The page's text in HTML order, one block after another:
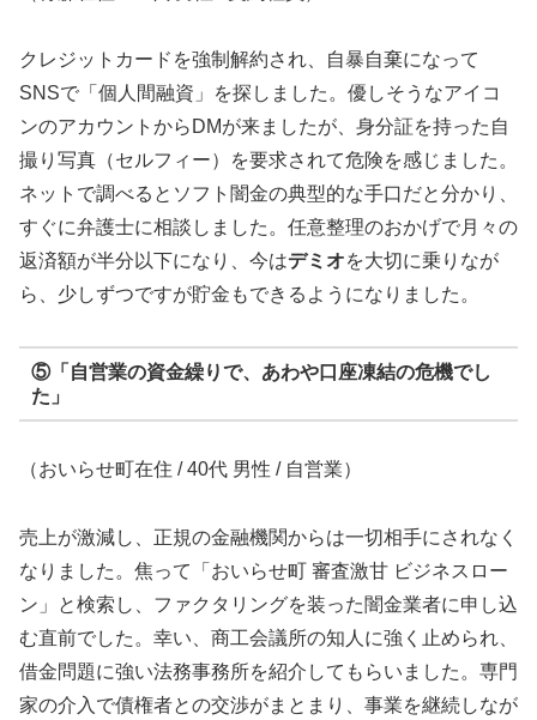
クレジットカードを強制解約され、自暴自棄になって
SNSで「個人間融資」を探しました。優しそうなアイコ
ンのアカウントからDMが来ましたが、身分証を持った自
撮り写真（セルフィー）を要求されて危険を感じました。
ネットで調べるとソフト闇金の典型的な手口だと分かり、
すぐに弁護士に相談しました。任意整理のおかげで月々の
返済額が半分以下になり、今はデミオを大切に乗りなが
ら、少しずつですが貯金もできるようになりました。
⑤「自営業の資金繰りで、あわや口座凍結の危機でし
た」
（おいらせ町在住 / 40代 男性 / 自営業）
売上が激減し、正規の金融機関からは一切相手にされなく
なりました。焦って「おいらせ町 審査激甘 ビジネスロー
ン」と検索し、ファクタリングを装った闇金業者に申し込
む直前でした。幸い、商工会議所の知人に強く止められ、
借金問題に強い法務事務所を紹介してもらいました。専門
家の介入で債権者との交渉がまとまり、事業を継続しなが